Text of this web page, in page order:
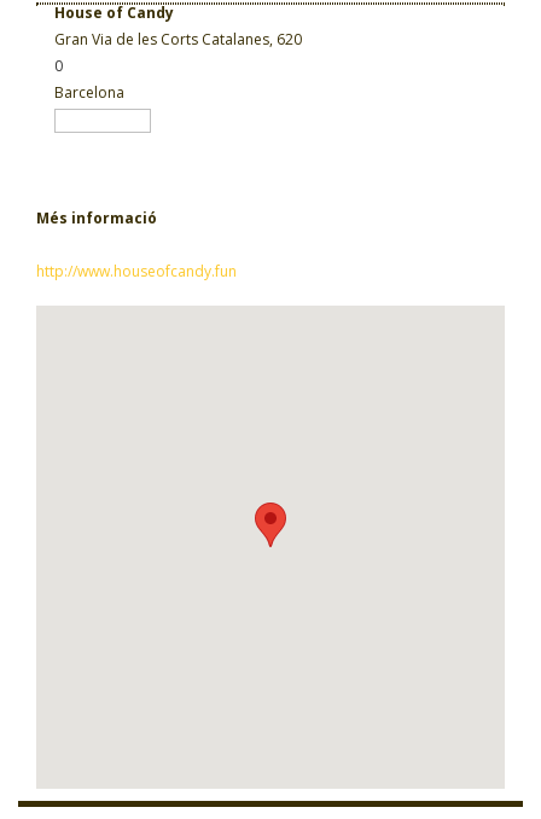
House of Candy
Gran Via de les Corts Catalanes, 620
0
Barcelona
Més informació
http://www.houseofcandy.fun